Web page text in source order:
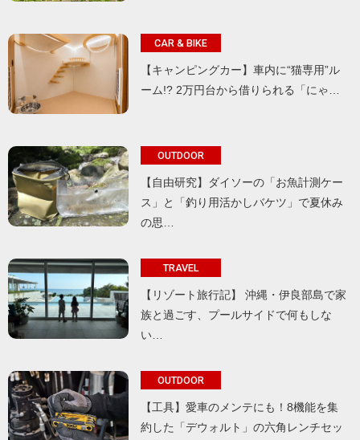
CAR & BIKE
【キャンピングカー】車内に“猫専用”ル
ーム!? 2万円台から借りられる「にゃ…
OUTDOOR
【自由研究】ダイソーの「お魚計測ケー
ス」と「釣り用活かしバケツ」で夏休み
の思…
TRAVEL
【リゾート旅行記】 沖縄・伊良部島で家
族と過ごす、プールサイドで何もしな
い…
OUTDOOR
【工具】愛車のメンテにも！8機能を集
約した「デウォルト」の六角レンチセッ